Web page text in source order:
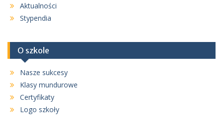
Aktualności
Stypendia
O szkole
Nasze sukcesy
Klasy mundurowe
Certyfikaty
Logo szkoły